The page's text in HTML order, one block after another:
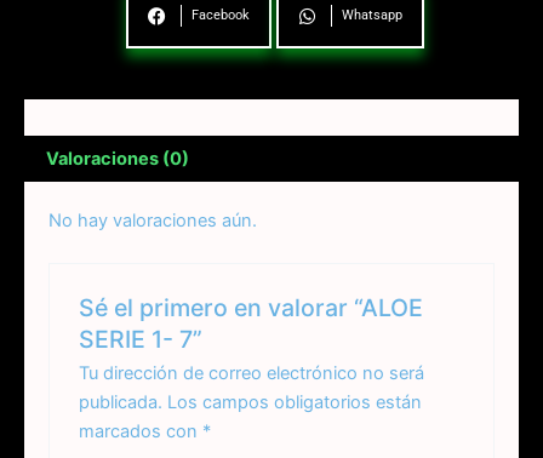
Facebook Whatsapp
Valoraciones (0)
No hay valoraciones aún.
Sé el primero en valorar “ALOE
SERIE 1- 7”
Tu dirección de correo electrónico no será
publicada. Los campos obligatorios están
marcados con *